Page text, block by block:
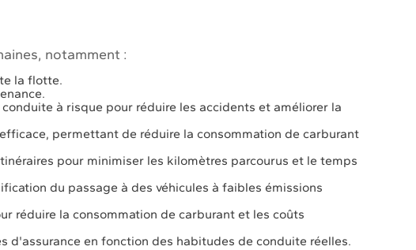
notamment :
la flotte.
à risque pour réduire les accidents et améliorer la
permettant de réduire la consommation de carburant
pour minimiser les kilomètres parcourus et le temps
du passage à des véhicules à faibles émissions
réduire la consommation de carburant et les coûts
d'assurance en fonction des habitudes de conduite réelles.